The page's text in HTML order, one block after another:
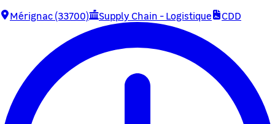
Mérignac (33700)
Supply Chain - Logistique CDD